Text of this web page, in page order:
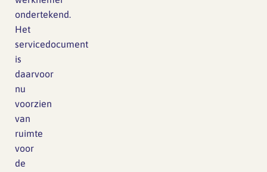
ondertekend.
Het
servicedocument
is
daarvoor
nu
voorzien
van
ruimte
voor
de